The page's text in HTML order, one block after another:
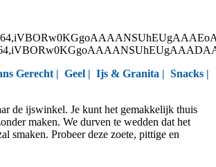
Gerecht | Geel | Ijs & Granita | Snacks |
de ijswinkel. Je kunt het gemakkelijk thuis
maken. We durven te wedden dat het
smaken. Probeer deze zoete, pittige en